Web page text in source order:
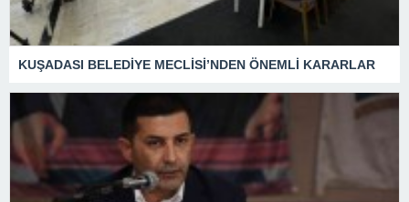
KUŞADASI BELEDİYE MECLİSİ’NDEN ÖNEMLİ KARARLAR